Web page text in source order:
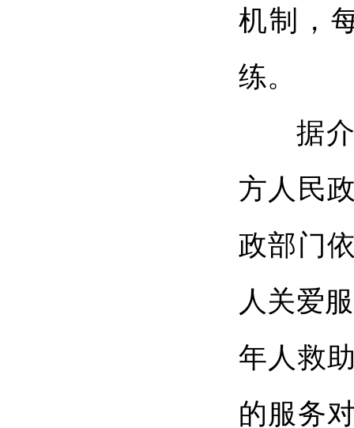
机制，
练。
据介
方人民
政部门
人关爱
年人救
的服务